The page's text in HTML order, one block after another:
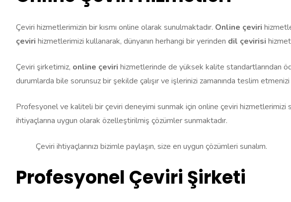
Çeviri hizmetlerimizin bir kısmı online olarak sunulmaktadır. Online çeviri
çeviri hizmetlerimizi kullanarak, dünyanın herhangi bir yerinden dil çevirisi
Çeviri şirketimiz, online çeviri hizmetlerinde de yüksek kalite standartlarından
durumlarda bile sorunsuz bir şekilde çalışır ve işlerinizi zamanında teslim
Profesyonel ve kaliteli bir çeviri deneyimi sunmak için online çeviri hizmetlerimizi
ihtiyaçlarına uygun olarak özelleştirilmiş çözümler sunmaktadır.
Çeviri ihtiyaçlarınızı bizimle paylaşın, size en uygun çözümleri sunalım.
Profesyonel Çeviri Şirketi